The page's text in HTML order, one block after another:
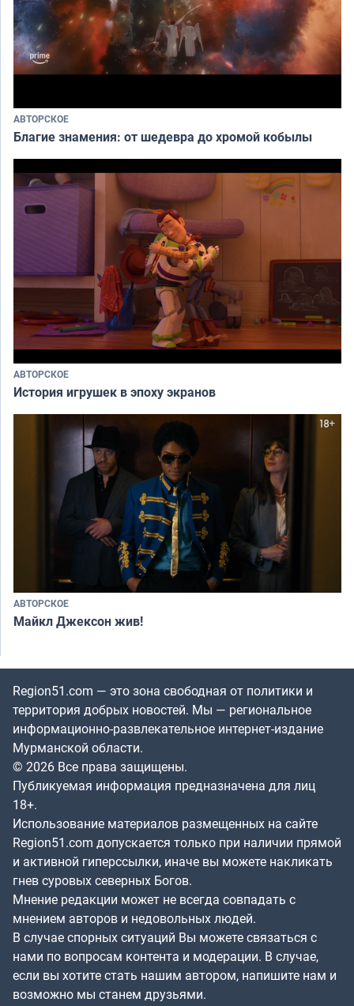
АВТОРСКОЕ
Благие знамения: от шедевра до хромой кобылы
АВТОРСКОЕ
История игрушек в эпоху экранов
АВТОРСКОЕ
Майкл Джексон жив!
Region51.com — это зона свободная от политики и
территория добрых новостей. Мы — региональное
информационно-развлекательное интернет-издание
Мурманской области.
© 2026 Все права защищены.
Публикуемая информация предназначена для лиц
18+.
Использование материалов размещенных на сайте
Region51.com допускается только при наличии прямой
и активной гиперссылки, иначе вы можете накликать
гнев суровых северных Богов.
Мнение редакции может не всегда совпадать с
мнением авторов и недовольных людей.
В случае спорных ситуаций Вы можете связаться с
нами по вопросам контента и модерации. В случае,
если вы хотите стать нашим автором, напишите нам и
возможно мы станем друзьями.